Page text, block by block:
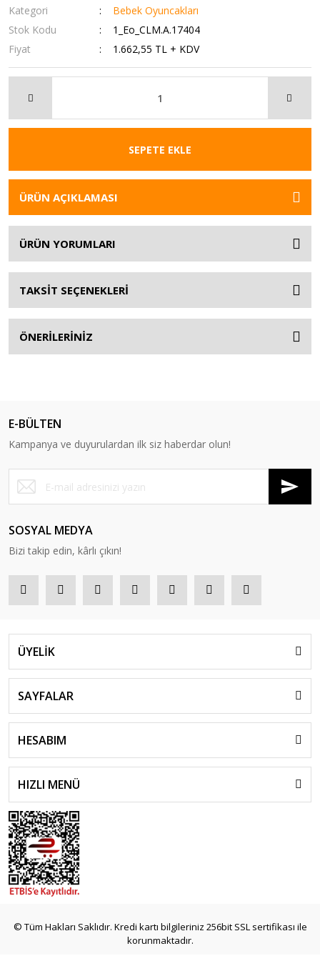
Kategori
Bebek Oyuncakları
Stok Kodu
1_Eo_CLM.A.17404
Fiyat
1.662,55 TL + KDV
SEPETE EKLE
ÜRÜN AÇIKLAMASI
ÜRÜN YORUMLARI
TAKSİT SEÇENEKLERİ
ÖNERİLERİNİZ
E-BÜLTEN
Kampanya ve duyurulardan ilk siz haberdar olun!
SOSYAL MEDYA
Bizi takip edin, kârlı çıkın!
ÜYELİK
SAYFALAR
HESABIM
HIZLI MENÜ
© Tüm Hakları Saklıdır. Kredi kartı bilgileriniz 256bit SSL sertifikası ile
korunmaktadır.